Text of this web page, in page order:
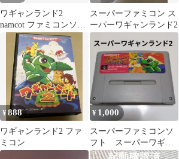
ワギャンランド2
namcot ファミコンソフ
スーパーファミコン ス
ーパーワギャンランド2
¥888
ワギャンランド2 ファ
ミコン
¥ 1,000
スーパーファミコンソ
フト スーパーワギャ
ンランド2